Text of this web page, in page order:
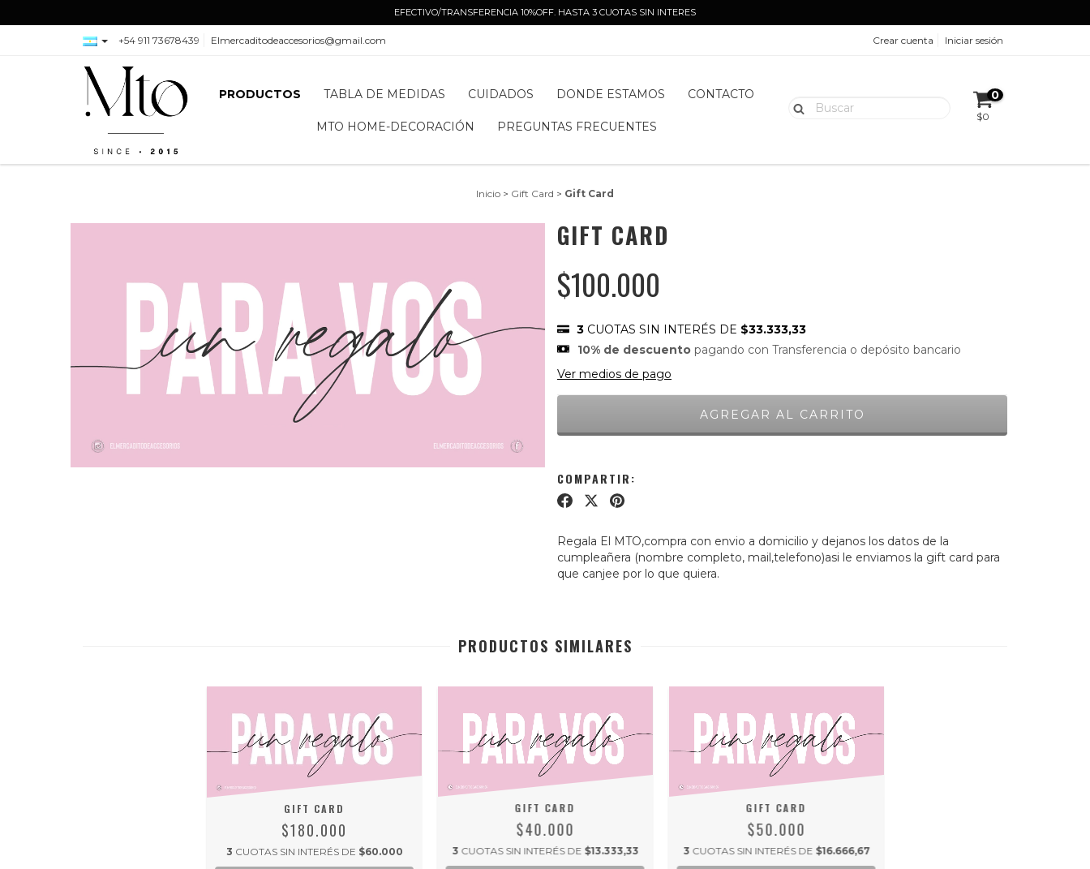
EFECTIVO/TRANSFERENCIA 10%OFF. HASTA 3 CUOTAS SIN INTERES
+54 911 73678439 Elmercaditodeaccesorios@gmail.com Crear cuenta Iniciar sesión
PRODUCTOS TABLA DE MEDIDAS CUIDADOS DONDE ESTAMOS CONTACTO
MTO HOME-DECORACIÓN PREGUNTAS FRECUENTES
0
$0
Inicio > Gift Card > Gift Card
GIFT CARD
$100.000
3 CUOTAS SIN INTERÉS DE $33.333,33
10% de descuento pagando con Transferencia o depósito bancario
Ver medios de pago
COMPARTIR:
Regala El MTO,compra con envio a domicilio y dejanos los datos de la
cumpleañera (nombre completo, mail,telefono)asi le enviamos la gift card para
que canjee por lo que quiera.
PRODUCTOS SIMILARES
GIFT CARD
$180.000
3 CUOTAS SIN INTERÉS DE $60.000
GIFT CARD
$40.000
3 CUOTAS SIN INTERÉS DE $13.333,33
GIFT CARD
$50.000
3 CUOTAS SIN INTERÉS DE $16.666,67